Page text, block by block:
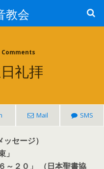
教会
Comments
日礼拝
Mail SMS
セージ）
」
～２０」 （日本聖書協